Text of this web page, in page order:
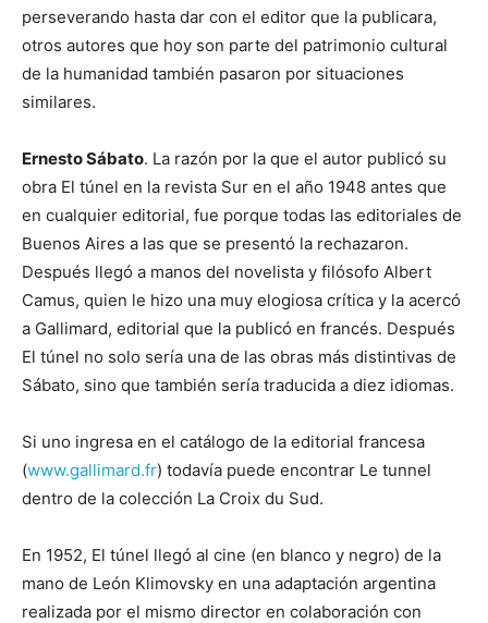
perseverando hasta dar con el editor que la publicara,
otros autores que hoy son parte del patrimonio cultural
de la humanidad también pasaron por situaciones
similares.
Ernesto Sábato. La razón por la que el autor publicó su
obra El túnel en la revista Sur en el año 1948 antes que
en cualquier editorial, fue porque todas las editoriales de
Buenos Aires a las que se presentó la rechazaron.
Después llegó a manos del novelista y filósofo Albert
Camus, quien le hizo una muy elogiosa crítica y la acercó
a Gallimard, editorial que la publicó en francés. Después
El túnel no solo sería una de las obras más distintivas de
Sábato, sino que también sería traducida a diez idiomas.
Si uno ingresa en el catálogo de la editorial francesa
(www.gallimard.fr) todavía puede encontrar Le tunnel
dentro de la colección La Croix du Sud.
En 1952, El túnel llegó al cine (en blanco y negro) de la
mano de León Klimovsky en una adaptación argentina
realizada por el mismo director en colaboración con